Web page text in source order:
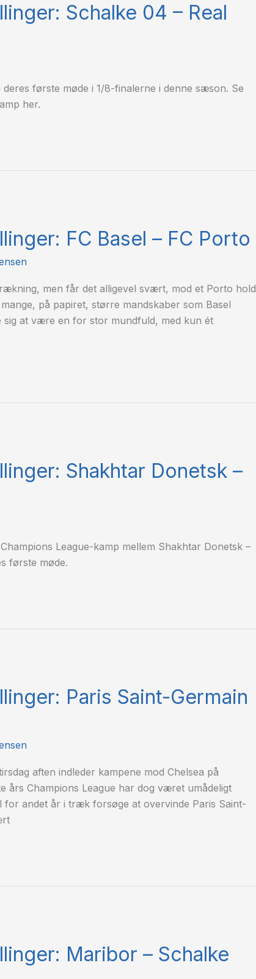
Schalke 04 – Real
første møde i 1/8-finalerne i denne sæson. Se
her.
FC Basel – FC Porto
men får det alligevel svært, mod et Porto hold
på papiret, større mandskaber som Basel
at være en for stor mundfuld, med kun ét
Shakhtar Donetsk –
League-kamp mellem Shakhtar Donetsk –
første møde.
Paris Saint-Germain
aften indleder kampene mod Chelsea på
års Champions League har dog været umådeligt
for andet år i træk forsøge at overvinde Paris Saint-
Maribor – Schalke